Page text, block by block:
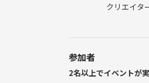
クリエイタ
参加者
2名以上でイベントが